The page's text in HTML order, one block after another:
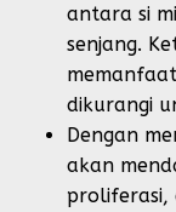
antara si
senjang.
dikurangi
Dengan
akan
proliferasi,